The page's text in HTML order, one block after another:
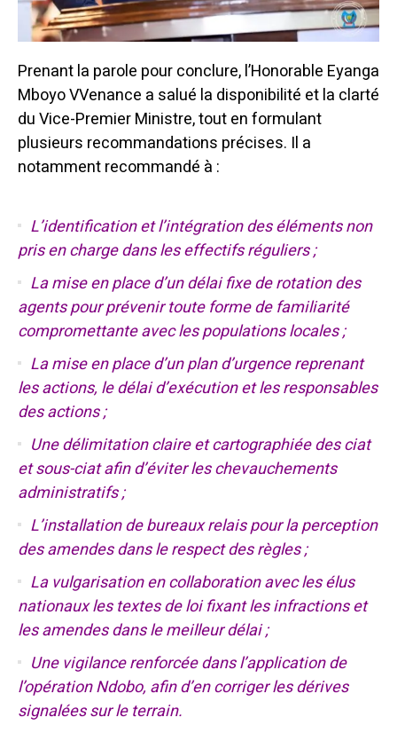
Prenant la parole pour conclure, l’Honorable Eyanga
Mboyo VVenance a salué la disponibilité et la clarté
du Vice-Premier Ministre, tout en formulant
plusieurs recommandations précises. Il a
notamment recommandé à :
L’identification et l’intégration des éléments non
pris en charge dans les effectifs réguliers ;
La mise en place d’un délai fixe de rotation des
agents pour prévenir toute forme de familiarité
compromettante avec les populations locales ;
La mise en place d’un plan d’urgence reprenant
les actions, le délai d’exécution et les responsables
des actions ;
Une délimitation claire et cartographiée des ciat
et sous-ciat afin d’éviter les chevauchements
administratifs ;
L’installation de bureaux relais pour la perception
des amendes dans le respect des règles ;
La vulgarisation en collaboration avec les élus
nationaux les textes de loi fixant les infractions et
les amendes dans le meilleur délai ;
Une vigilance renforcée dans l’application de
l’opération Ndobo, afin d’en corriger les dérives
signalées sur le terrain.